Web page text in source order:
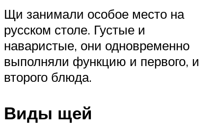
Щи занимали особое место на
русском столе. Густые и
наваристые, они одновременно
выполняли функцию и первого, и
второго блюда.
Виды щей